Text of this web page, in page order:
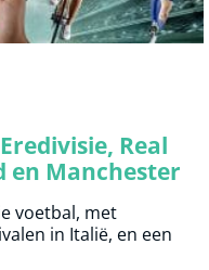
Real
en Manchester
voetbal, met
in Italië, en een